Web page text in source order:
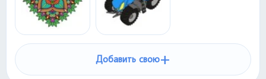
Добавить свою+